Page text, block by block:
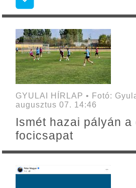
GYULAI HÍRLAP • Fotó:
augusztus 07. 14:46
Ismét hazai pályán a
focicsapat